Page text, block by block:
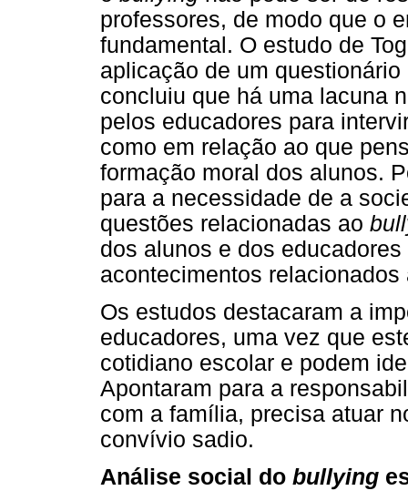
professores, de modo que o
fundamental. O estudo de
aplicação de um
concluiu que há uma lacuna
pelos educadores para
como em relação ao que
formação moral dos alunos.
para a necessidade de a
questões relacionadas ao
dos alunos e dos
acontecimentos relacionados
Os estudos destacaram a
educadores, uma vez que
cotidiano escolar e podem
Apontaram para a
com a família, precisa atuar
convívio sadio.
Análise social do bullying